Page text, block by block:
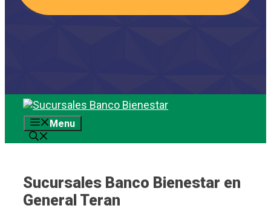
Saltar
contenidoMenu
Sucursales Banco Bienestar en
General Teran